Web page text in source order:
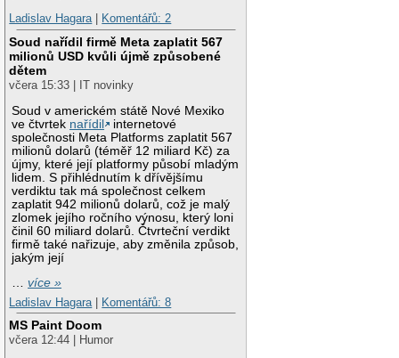
Ladislav Hagara| Komentářů: 2
Soud nařídil firmě Meta zaplatit 567
milionů USD kvůli újmě způsobené
dětem
včera 15:33 | IT novinky
Soud v americkém státě Nové Mexiko
ve čtvrtek nařídil
internetové
společnosti Meta Platforms zaplatit 567
milionů dolarů (téměř 12 miliard Kč) za
újmy, které její platformy působí mladým
lidem. S přihlédnutím k dřívějšímu
verdiktu tak má společnost celkem
zaplatit 942 milionů dolarů, což je malý
zlomek jejího ročního výnosu, který loni
činil 60 miliard dolarů. Čtvrteční verdikt
firmě také nařizuje, aby změnila způsob,
jakým její
…více »
Ladislav Hagara
Komentářů: 8
MS Paint Doom
včera 12:44 | Humor